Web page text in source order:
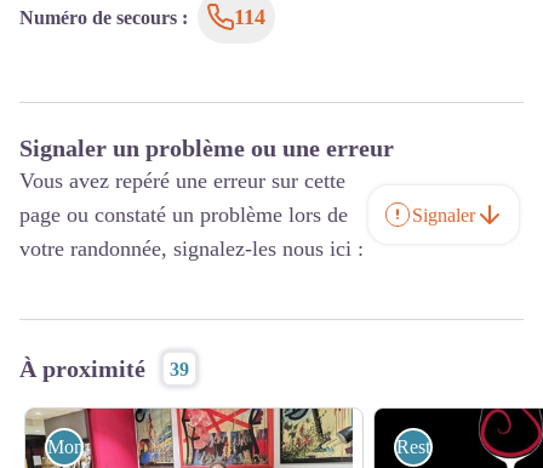
Numéro de secours : 114
Signaler un problème ou une erreur
Vous avez repéré une erreur sur cette
page ou constaté un problème lors de
votre randonnée, signalez-les nous ici :
Signaler
À proximité 39
Monuments et sites Restaurants